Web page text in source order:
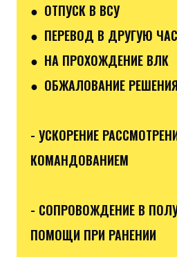
● ОТПУСК В ВСУ
● ПЕРЕВОД В ДРУГУЮ
● НА ПРОХОЖДЕНИЕ ВЛК
● ОБЖАЛОВАНИЕ
- УСКОРЕНИЕ
КОМАНДОВАНИЕМ
- СОПРОВОЖДЕНИЕ В
ПОМОЩИ ПРИ РАНЕНИИ